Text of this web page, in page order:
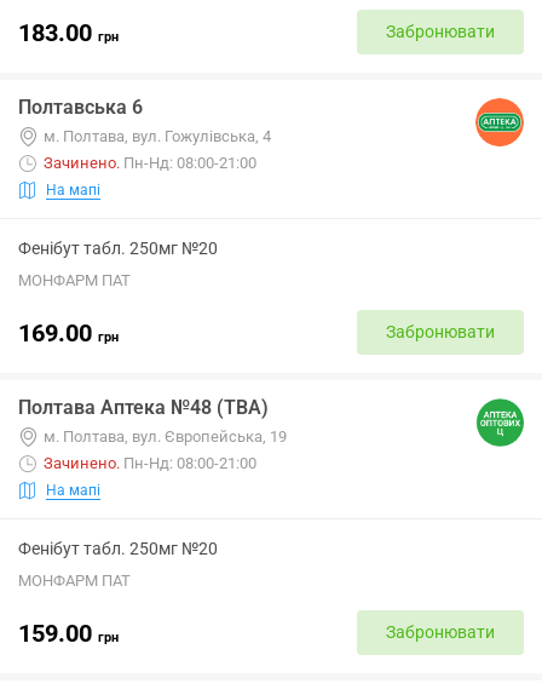
183.00 грн Забронювати
Полтавська 6
м. Полтава, вул. Гожулівська, 4
Зачинено. Пн-Нд: 08:00-21:00
На мапі
Фенібут табл. 250мг №20
МОНФАРМ ПАТ
169.00 грн Забронювати
Полтава Аптека №48 (ТВА)
м. Полтава, вул. Європейська, 19
Зачинено. Пн-Нд: 08:00-21:00
На мапі
Фенібут табл. 250мг №20
МОНФАРМ ПАТ
159.00 грн Забронювати